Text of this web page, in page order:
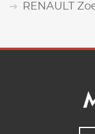
RENAULT